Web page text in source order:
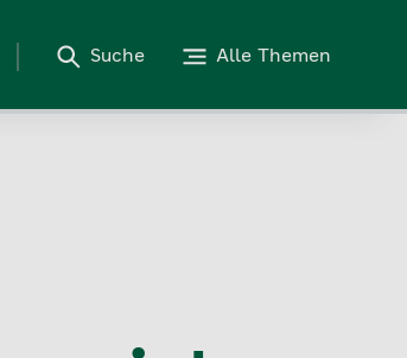
Suche Alle Themen